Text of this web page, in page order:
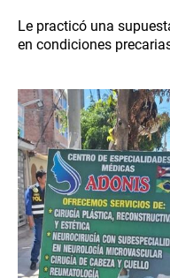
Le practicó una
en condiciones